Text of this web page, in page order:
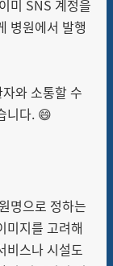
미 SNS 계정을
병원에서 발행
와 소통할 수
니다. 😄
명으로 정하는
미지를 고려해
비스나 시설도